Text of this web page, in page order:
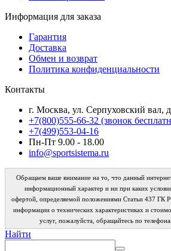
Информация для заказа
Гарантия
Доставка
Обмен и возврат
Политика конфиденциальности
Контакты
г. Москва, ул. Серпуховский вал,
+7(800)555-66-32 (звонок
+7(499)553-04-16
Пн-Пт 9.00 - 18.00
info@sportsistema.ru
Обращаем ваше внимание на то, что данный
информационный характер и ни при каких
офертой, определяемой положениями Статьи 437 ГК
информации о технических характеристиках и
услуг, пожалуйста, обращайтесь по
Найти